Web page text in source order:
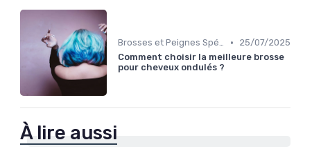
Brosses et Peignes Spéciaux •
25/07/2025
Comment choisir la meilleure brosse
pour cheveux ondulés ?
À lire aussi